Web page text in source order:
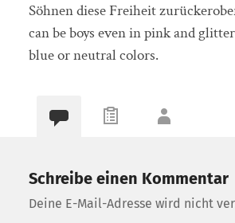
Söhnen diese Freiheit
can be boys even in pink and
blue or neutral colors.
Schreibe einen Kommentar
Deine E-Mail-Adresse wird nicht